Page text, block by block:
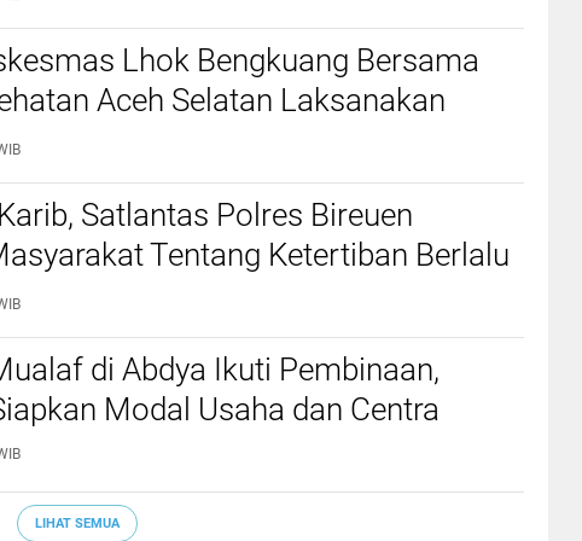
Lhok Bengkuang Bersama
Aceh Selatan Laksanakan
Kesehatan PROLANIS Diabetes
Hipertensi
Satlantas Polres Bireuen
Tentang Ketertiban Berlalu
di Abdya Ikuti Pembinaan,
Modal Usaha dan Centra
LIHAT SEMUA